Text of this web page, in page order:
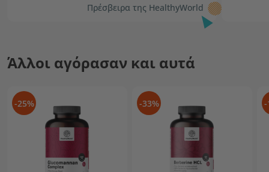
Πρέσβειρα της HealthyWorld
Άλλοι αγόρασαν και αυτά
-25% -33% -